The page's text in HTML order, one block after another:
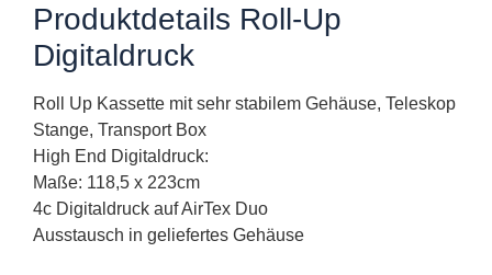
Produktdetails Roll-Up
Digitaldruck
Roll Up Kassette mit sehr stabilem Gehäuse, Teleskop
Stange, Transport Box
High End Digitaldruck:
Maße: 118,5 x 223cm
4c Digitaldruck auf AirTex Duo
Ausstausch in geliefertes Gehäuse